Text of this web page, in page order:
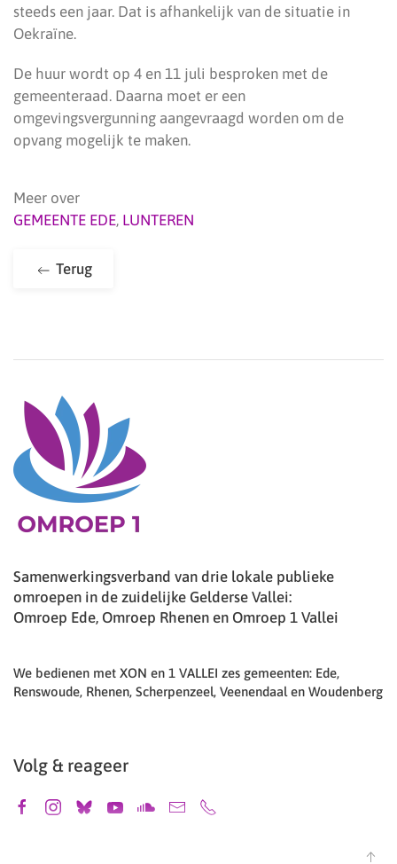
steeds een jaar. Dat is afhankelijk van de situatie in
Oekraïne.
De huur wordt op 4 en 11 juli besproken met de
gemeenteraad. Daarna moet er een
omgevingsvergunning aangevraagd worden om de
opvang mogelijk te maken.
Meer over
GEMEENTE EDE, LUNTEREN
Terug
Samenwerkingsverband van drie lokale publieke
omroepen in de zuidelijke Gelderse Vallei:
Omroep Ede, Omroep Rhenen en Omroep 1 Vallei
We bedienen met XON en 1 VALLEI zes gemeenten: Ede,
Renswoude, Rhenen, Scherpenzeel, Veenendaal en Woudenberg
Volg & reageer